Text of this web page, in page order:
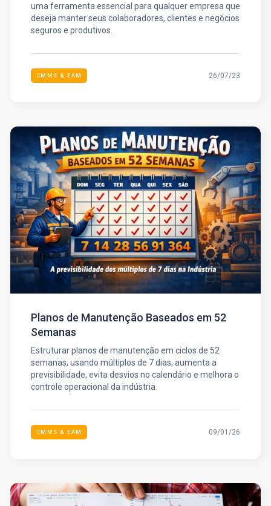
uma ferramenta essencial para qualquer empresa que
deseja manter seus colaboradores, clientes e negócios
seguros e produtivos.
CMMS & EAM 26/07/23
Planos de Manutenção Baseados em 52
Semanas
Estruturar planos de manutenção em ciclos de 52
semanas, usando múltiplos de 7 dias, aumenta a
previsibilidade, evita desvios no calendário e melhora o
controle operacional da indústria.
CMMS & EAM 09/01/26